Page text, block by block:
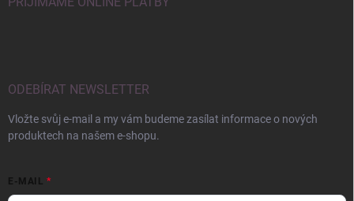
ODEBÍRAT NEWSLETTER
Vložte svůj e-mail a my vám budeme zasílat informace o nových
produktech na našem e-shopu.
E-MAIL